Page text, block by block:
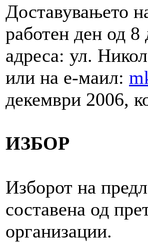
Доставувањето
работен ден од
адреса: ул.
или на е-маил:
декември 2006,
ИЗБОР
Изборот на
составена од
организации.